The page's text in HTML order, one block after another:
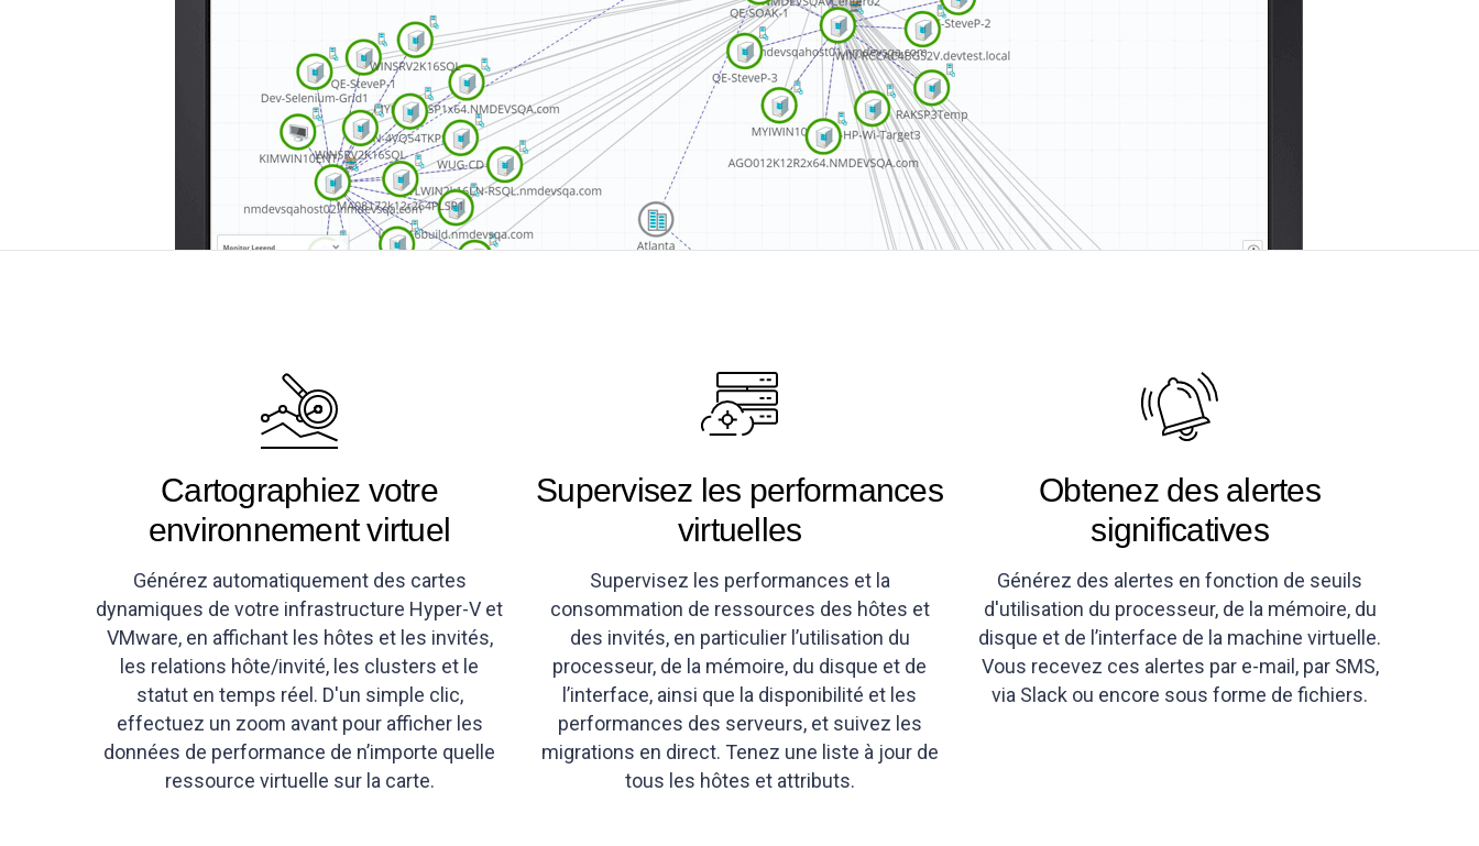
Cartographiez votre
environnement virtuel
Générez automatiquement des cartes
dynamiques de votre infrastructure Hyper-V et
VMware, en affichant les hôtes et les invités,
les relations hôte/invité, les clusters et le
statut en temps réel. D'un simple clic,
effectuez un zoom avant pour afficher les
données de performance de n’importe quelle
ressource virtuelle sur la carte.
Supervisez les performances
virtuelles
Supervisez les performances et la
consommation de ressources des hôtes et
des invités, en particulier l’utilisation du
processeur, de la mémoire, du disque et de
l’interface, ainsi que la disponibilité et les
performances des serveurs, et suivez les
migrations en direct. Tenez une liste à jour de
tous les hôtes et attributs.
Obtenez des alertes
significatives
Générez des alertes en fonction de seuils
d'utilisation du processeur, de la mémoire, du
disque et de l’interface de la machine virtuelle.
Vous recevez ces alertes par e-mail, par SMS,
via Slack ou encore sous forme de fichiers.